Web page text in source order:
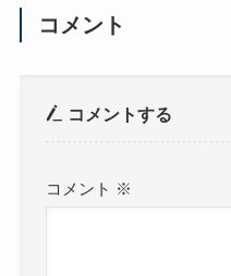
コメント
コメントする
コメント ※